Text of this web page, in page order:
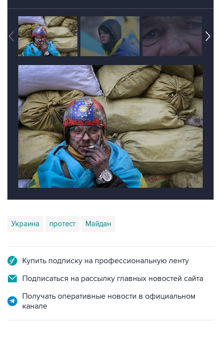
Украина протест Майдан
Купить подписку на профессиональную ленту
Подписаться на рассылку главных новостей сайта
Получать оперативные новости в официальном
канале